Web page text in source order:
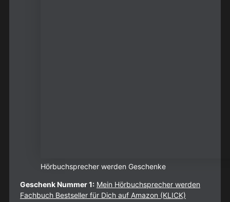
Hörbuchsprecher werden Geschenke
Geschenk Nummer 1: Mein Hörbuchsprecher werden
Fachbuch Bestseller für Dich auf Amazon (KLICK)